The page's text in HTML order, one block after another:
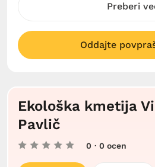
Preberi
Oddajte
Ekološka kmetija
Pavlič
0 · 0 ocen